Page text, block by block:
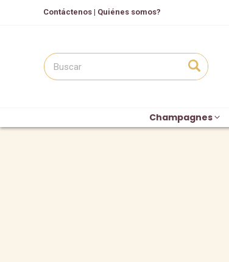
Contáctenos | Quiénes somos?
Champagnes